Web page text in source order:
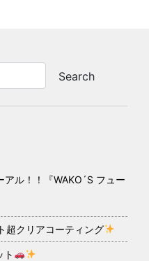
ル！！『WAKO´S フュー
超クリアコーティング
ト